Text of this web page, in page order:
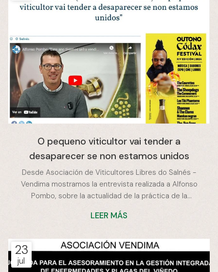
O pequeno viticultor vai tender a
desaparecer se non estamos unidos
Desde Asociación de Viticultores Libres do Salnés -
Vendima mostramos la entrevista realizada a Alfonso
Pombo, sobre la actualidad de la práctica de la
futuro de la misma, así como de los profesionales de
https://www.diariodearousa.com/articulo/o-
salnes/alfonso-pombo-asociacion-vendima-pequeno-
viticultor-vai-tender-desaparecer-non-estamos-
LEER MÁS
23
jul